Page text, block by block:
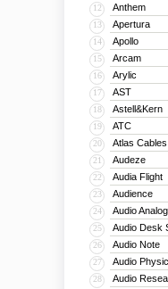
12 Anthem
13 Apertura
14 Apollo
15 Arcam
16 Arylic
17 AST
18 Astell&Kern
19 ATC
20 Atlas Cables
21 Audeze
22 Audia Flight
23 Audience
24 Audio
25 Audio Desk
26 Audio Note
27 Audio Physic
28 Audio